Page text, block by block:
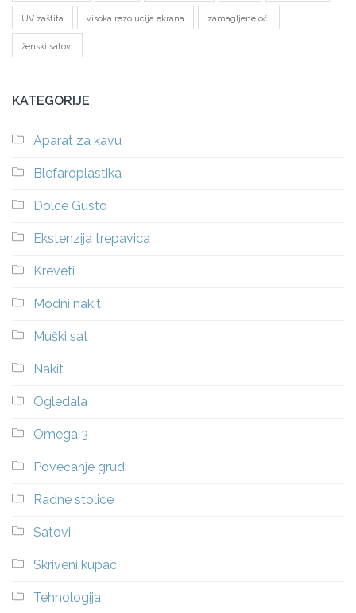
UV zaštita visoka rezolucija ekrana zamagljene oči
ženski satovi
KATEGORIJE
Aparat za kavu
Blefaroplastika
Dolce Gusto
Ekstenzija trepavica
Kreveti
Modni nakit
Muški sat
Nakit
Ogledala
Omega 3
Povećanje grudi
Radne stolice
Satovi
Skriveni kupac
Tehnologija